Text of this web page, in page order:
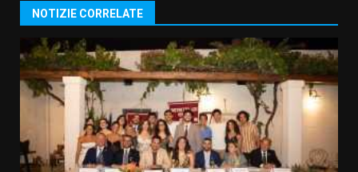
NOTIZIE CORRELATE